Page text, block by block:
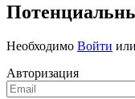
Необходимо Войти или
Авторизация